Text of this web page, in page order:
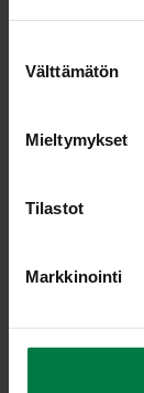
Välttämätön
Mieltymykset
Tilastot
Markkinointi